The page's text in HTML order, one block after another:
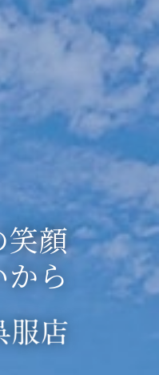
笑顔
ら
！
ス
草
ト
ン
染め
織
プリ
ブ